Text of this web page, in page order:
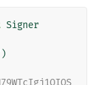
Signer
)